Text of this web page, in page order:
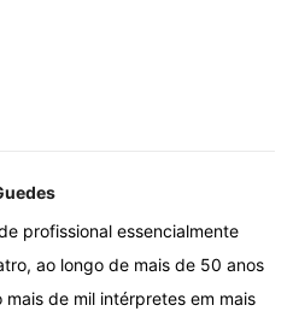
profissional essencialmente
ao longo de mais de 50 anos
de mil intérpretes em mais